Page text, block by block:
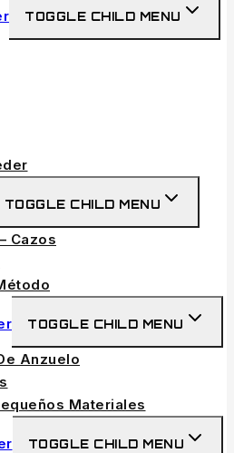
TOGGLE CHILD MENU
TOGGLE CHILD MENU
Cazos
TOGGLE CHILD MENU
Anzuelo
Materiales
TOGGLE CHILD MENU